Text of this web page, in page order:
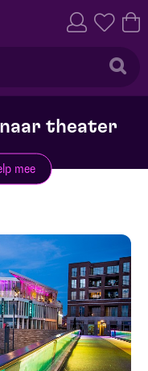
theater
mee